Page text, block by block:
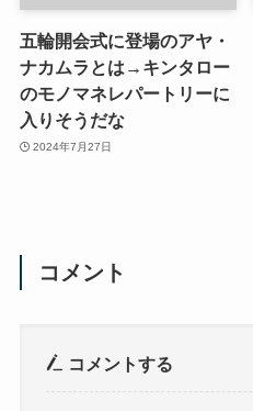
五輪開会式に登場のアヤ・
ナカムラとは→キンタロー
のモノマネレパートリーに
入りそうだな
2024年7月27日
コメント
コメントする